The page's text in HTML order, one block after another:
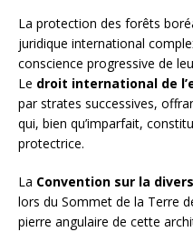
La protection des forêts
juridique international
conscience progressive de
Le droit international de
par strates successives,
qui, bien qu’imparfait,
protectrice.
La Convention sur la
lors du Sommet de la Terre
pierre angulaire de cette